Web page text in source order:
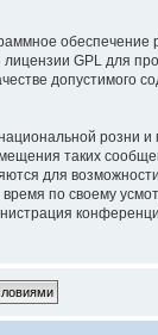
обеспечение
лицензии GPL для
допустимого
розни
таких
для
по своему